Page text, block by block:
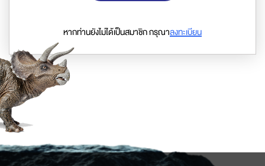
หากท่านยังไม่ได้เป็นสมาชิก กรุณาลงทะเบียน